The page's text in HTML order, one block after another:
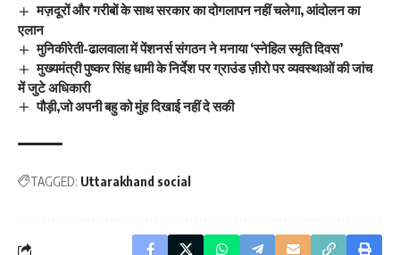
मज़दूरों और गरीबों के साथ सरकार का दोगलापन नहीं चलेगा, आंदोलन का
एलान
मुनिकीरेती-ढालवाला में पेंशनर्स संगठन ने मनाया ‘स्नेहिल स्मृति दिवस’
मुख्यमंत्री पुष्कर सिंह धामी के निर्देश पर ग्राउंड ज़ीरो पर व्यवस्थाओं की जांच
में जुटे अधिकारी
पौड़ी,जो अपनी बहु को मुंह दिखाई नहीं दे सकी
TAGGED: Uttarakhand social